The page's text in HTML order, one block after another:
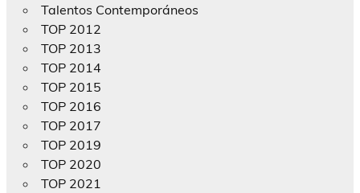
Talentos Contemporáneos
TOP 2012
TOP 2013
TOP 2014
TOP 2015
TOP 2016
TOP 2017
TOP 2019
TOP 2020
TOP 2021